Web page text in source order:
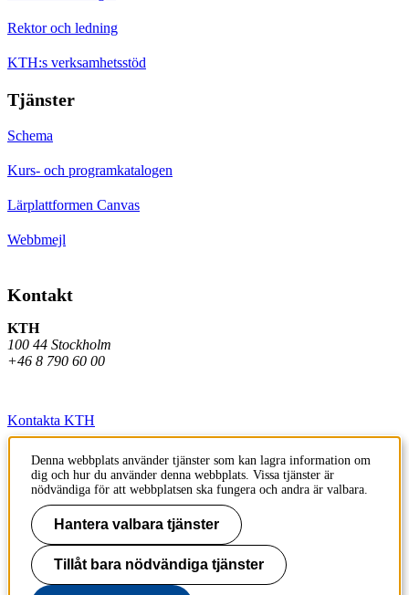
Rektor och ledning
KTH:s verksamhetsstöd
Tjänster
Schema
Kurs- och programkatalogen
Lärplattformen Canvas
Webbmejl
Kontakt
KTH
100 44 Stockholm
+46 8 790 60 00
Kontakta KTH
Jobba på KTH
Press och media
Faktura och betalning KTH
Om KTH:s webbplatser
Denna webbplats använder tjänster som kan lagra information om
dig och hur du använder denna webbplats. Vissa tjänster är
nödvändiga för att webbplatsen ska fungera och andra är valbara.
Hantera valbara tjänster
Tillåt bara nödvändiga tjänster